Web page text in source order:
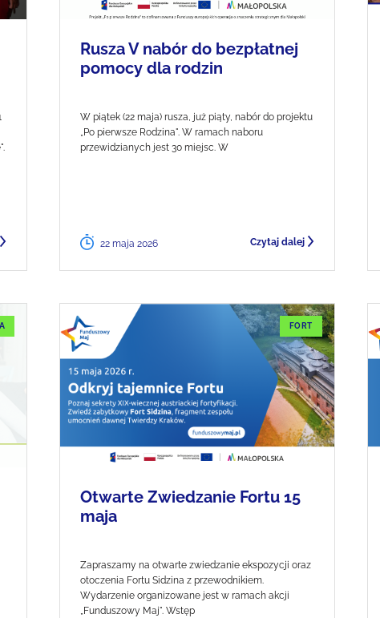
Rusza V nabór do bezpłatnej
pomocy dla rodzin
W piątek (22 maja) rusza, już piąty, nabór do projektu
„Po pierwsze Rodzina". W ramach naboru
przewidzianych jest 30 miejsc. W
22 maja 2026 Czytaj dalej
FORT
Otwarte Zwiedzanie Fortu 15
maja
Zapraszamy na otwarte zwiedzanie ekspozycji oraz
otoczenia Fortu Sidzina z przewodnikiem.
Wydarzenie organizowane jest w ramach akcji
„Funduszowy Maj". Wstęp